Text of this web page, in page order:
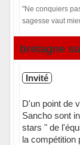
"Ne conquiers
sagesse vaut
Hors ligne
bretagne
Invité
D'un point de
Sancho sont
stars " de
la compétition